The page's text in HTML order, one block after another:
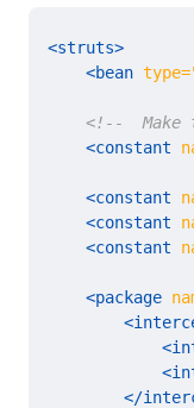
<struts>
<bean type=
<!--  Make
<constant
<constant
<constant
<constant
<package
</